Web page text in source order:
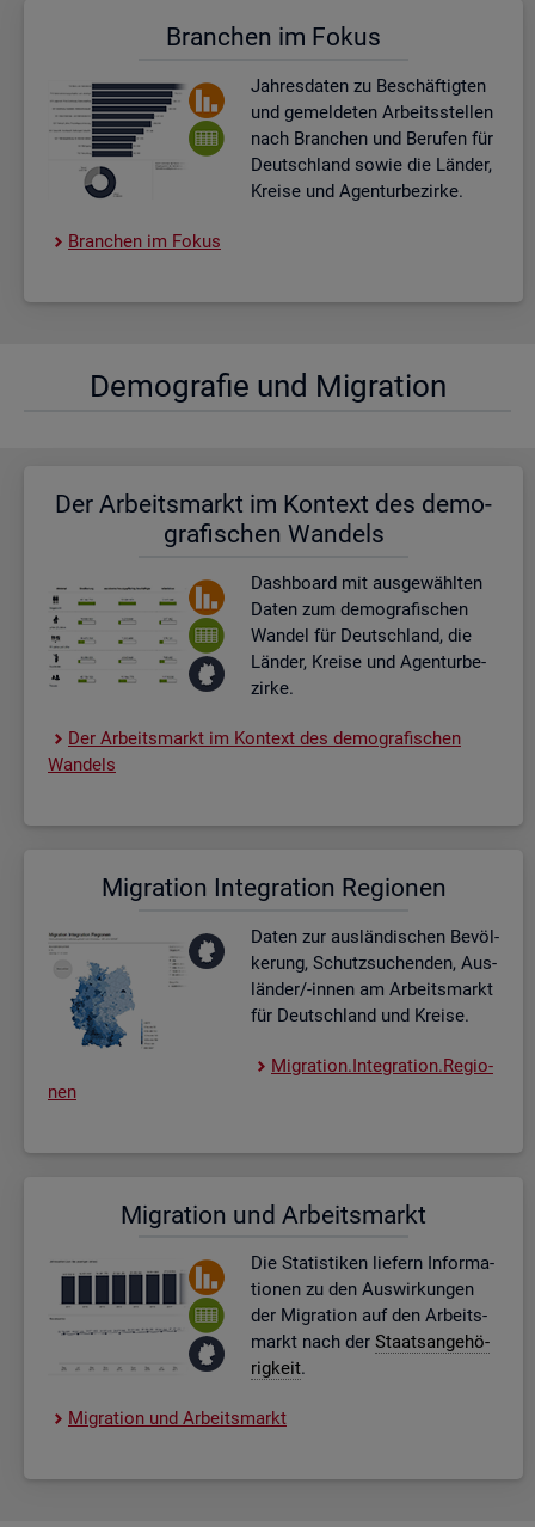
Bran­chen im Fokus
Jah­res­da­ten zu Be­schäf­tig­ten
und ge­mel­de­ten Ar­beits­stel­len
nach Bran­chen und Be­ru­fen für
Deutsch­land sowie die Län­der,
Krei­se und Agen­tur­be­zir­ke.
Bran­chen im Fokus
De­mo­gra­fie und Mi­gra­ti­on
Der Ar­beits­markt im Kon­text des de­mo­
gra­fi­schen Wan­dels
Dash­board mit aus­ge­wähl­ten
Daten zum de­mo­gra­fi­schen
Wan­del für Deutsch­land, die
Län­der, Krei­se und Agen­tur­be­
zir­ke.
Der Ar­beits­markt im Kon­text des de­mo­gra­fi­schen
Wan­dels
Mi­gra­ti­on In­te­gra­ti­on Re­gio­nen
Daten zur aus­län­di­schen Be­völ­
ke­rung, Schutz­su­chen­den, Aus­
län­der/-innen am Ar­beits­markt
für Deutsch­land und Krei­se.
Mi­gra­ti­on.In­te­gra­ti­on.Re­gio­
nen
Mi­gra­ti­on und Ar­beits­markt
Die Sta­tis­ti­ken lie­fern In­for­ma­
tio­nen zu den Aus­wir­kun­gen
der Mi­gra­ti­on auf den Ar­beits­
markt nach der Staats­an­ge­hö­
rig­keit.
Mi­gra­ti­on und Ar­beits­markt